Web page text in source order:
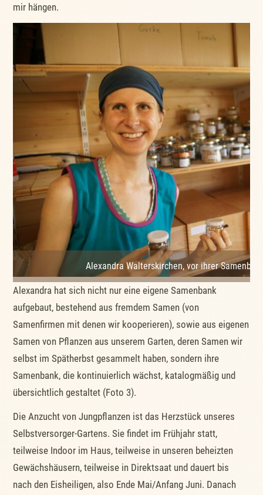
mir hängen.
Alexandra Walterskirchen, vor ihrer
Alexandra hat sich nicht nur eine eigene Samenbank
aufgebaut, bestehend aus fremdem Samen (von
Samenfirmen mit denen wir kooperieren), sowie aus eigenen
Samen von Pflanzen aus unserem Garten, deren Samen wir
selbst im Spätherbst gesammelt haben, sondern ihre
Samenbank, die kontinuierlich wächst, katalogmäßig und
übersichtlich gestaltet (Foto 3).
Die Anzucht von Jungpflanzen ist das Herzstück unseres
Selbstversorger-Gartens. Sie findet im Frühjahr statt,
teilweise Indoor im Haus, teilweise in unseren beheizten
Gewächshäusern, teilweise in Direktsaat und dauert bis
nach den Eisheiligen, also Ende Mai/Anfang Juni. Danach